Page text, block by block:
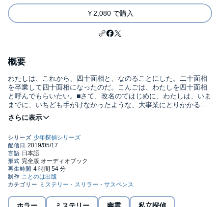
￥2,080 で購入
概要
わたしは、これから、四十面相と、なのることにした。二十面相
を卒業して四十面相になったのだ。こんごは、わたしを四十面相
と呼んでもらいたい。■さて、改名のてはじめに、わたしは、いま
までに、いちども手がけなかったような、大事業にとりかかるつ
もりだ。■わたしの新事業とは「黄金どくろ」の秘密を、あばくこ
とである。■それには、まず、このＩ拘置所を脱出しなければなら